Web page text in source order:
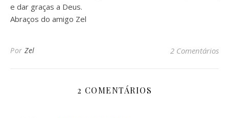
e dar graças a Deus.
Abraços do amigo Zel
Por Zel 2 Comentários
2 COMENTÁRIOS